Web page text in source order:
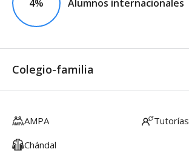
4% Alumnos internacionales
Colegio-familia
AMPA
Tutorías
Chándal